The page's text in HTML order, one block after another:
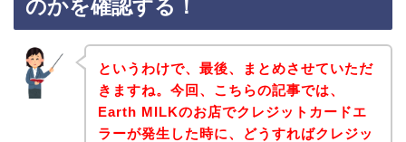
のかを確認する！
というわけで、最後、まとめさせていただ
きますね。今回、こちらの記事では、
Earth MILKのお店でクレジットカードエ
ラーが発生した時に、どうすればクレジッ